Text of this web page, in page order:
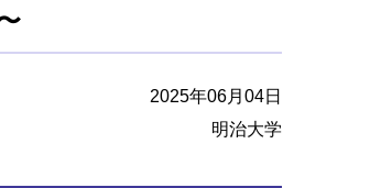
2025年06月04日
明治大学